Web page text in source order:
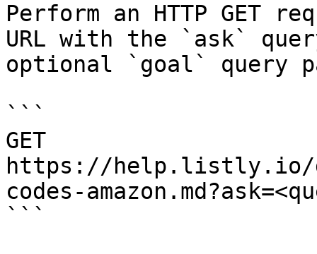
Perform an HTTP GET
URL with the `ask`
optional `goal` query
```
GET
https://help.listly.io/
codes-
```